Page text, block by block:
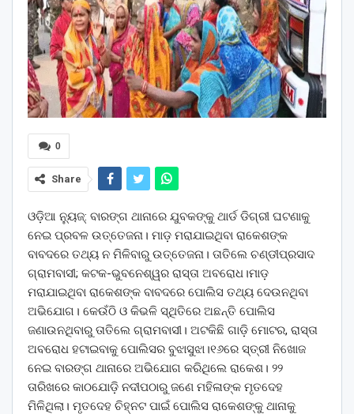
0
Share
ଓଡ଼ିଆ ନ୍ୟୁଜ୍: ବାରଙ୍ଗ ଥାନାରେ ଯୁବକଙ୍କୁ ଥାର୍ଡ ଡିଗ୍ରୀ ଘଟଣାକୁ
ନେଇ ପ୍ରବଳ ଉତ୍ତେଜନା। ମାଡ଼ ମରାଯାଇଥିବା ରାକେଶଙ୍କ
ବାବଦରେ ତଥ୍ୟ ନ ମିଳିବାରୁ ଉତ୍ତେଜନା। ତାତିଲେ ଚଣ୍ଡୀପ୍ରସାଦ
ଗ୍ରାମବାସୀ; କଟକ-ଭୁବନେଶ୍ୱର ରାସ୍ତା ଅବରୋଧ।ମାଡ଼
ମରାଯାଇଥିବା ରାକେଶଙ୍କ ବାବଦରେ ପୋଲିସ ତଥ୍ୟ ଦେଉନଥିବା
ଅଭିଯୋଗ। କେଉଁଠି ଓ କିଭଳି ସ୍ଥିତିରେ ଅଛନ୍ତି ପୋଲିସ
ଜଣାଉନଥିବାରୁ ତାତିଲେ ଗ୍ରାମବାସୀ। ଅଟକିଛି ଗାଡ଼ି ମୋଟର, ରାସ୍ତା
ଅବରୋଧ ହଟାଇବାକୁ ପୋଲିସର ବୁଝାସୁଝା।୧୬ରେ ସ୍ତ୍ରୀ ନିଖୋଜ
ନେଇ ବାରଙ୍ଗ ଥାନାରେ ଅଭିଯୋଗ କରିଥିଲେ ରାକେଶ। ୨୨
ତାରିଖରେ କାଠଯୋଡ଼ି ନଦୀପଠାରୁ ଜଣେ ମହିଳାଙ୍କ ମୃତଦେହ
ମିଳିଥିଲା। ମୃତଦେହ ଚିହ୍ନଟ ପାଇଁ ପୋଲିସ ରାକେଶଙ୍କୁ ଥାନାକୁ